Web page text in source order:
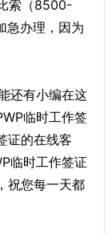
索（8500-
急办理，因为
还有小编在这
临时工作签
证的在线客
临时工作签证
祝您每一天都